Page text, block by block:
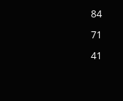
84
71
41